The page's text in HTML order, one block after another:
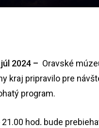
2024 – Oravské
kraj pripravilo pre
program.
21.00 hod. bude